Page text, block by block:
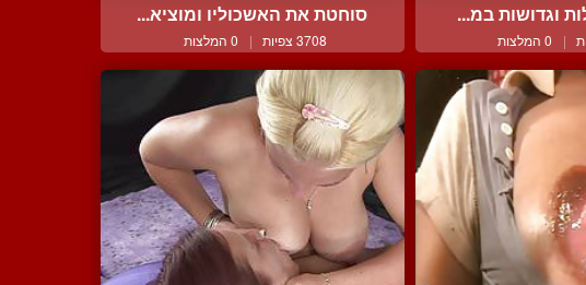
וגדושות במ...
| 0 המלצות
סוחטת את האשכוליו ומוציא...
3708 צפיות | 0 המלצות